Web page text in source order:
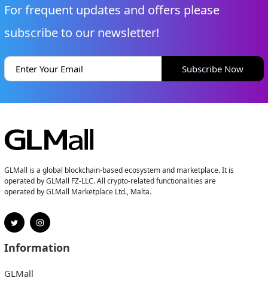
For frequent updates and offers please
subscribe to our newsletter!
Subscribe Now
GLMall is a global blockchain-based ecosystem and marketplace. It is
operated by GLMall FZ-LLC. All crypto-related functionalities are
operated by GLMall Marketplace Ltd., Malta.
Information
GLMall